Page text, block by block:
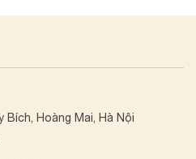
Bích, Hoàng Mai, Hà Nội